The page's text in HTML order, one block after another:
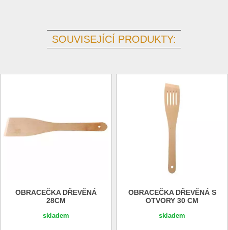
SOUVISEJÍCÍ PRODUKTY:
OBRACEČKA DŘEVĚNÁ
28CM
skladem
OBRACEČKA DŘEVĚNÁ S
OTVORY 30 CM
skladem